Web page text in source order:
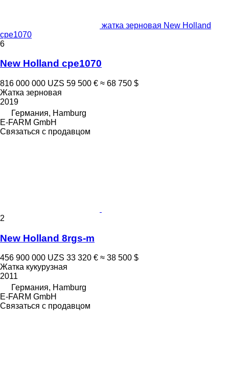
жатка зерновая New Holland
cpe1070
6
New Holland cpe1070
816 000 000 UZS 59 500 € ≈ 68 750 $
Жатка зерновая
2019
Германия, Hamburg
E-FARM GmbH
Связаться с продавцом
2
New Holland 8rgs-m
456 900 000 UZS 33 320 € ≈ 38 500 $
Жатка кукурузная
2011
Германия, Hamburg
E-FARM GmbH
Связаться с продавцом